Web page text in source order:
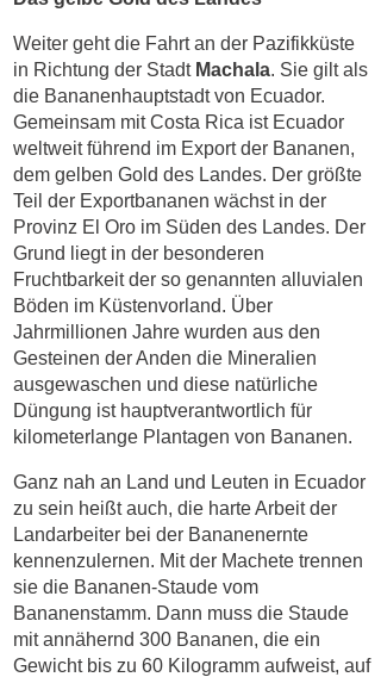
Weiter geht die Fahrt an der Pazifikküste
in Richtung der Stadt Machala. Sie gilt als
die Bananenhauptstadt von Ecuador.
Gemeinsam mit Costa Rica ist Ecuador
weltweit führend im Export der Bananen,
dem gelben Gold des Landes. Der größte
Teil der Exportbananen wächst in der
Provinz El Oro im Süden des Landes. Der
Grund liegt in der besonderen
Fruchtbarkeit der so genannten alluvialen
Böden im Küstenvorland. Über
Jahrmillionen Jahre wurden aus den
Gesteinen der Anden die Mineralien
ausgewaschen und diese natürliche
Düngung ist hauptverantwortlich für
kilometerlange Plantagen von Bananen.
Ganz nah an Land und Leuten in Ecuador
zu sein heißt auch, die harte Arbeit der
Landarbeiter bei der Bananenernte
kennenzulernen. Mit der Machete trennen
sie die Bananen-Staude vom
Bananenstamm. Dann muss die Staude
mit annähernd 300 Bananen, die ein
Gewicht bis zu 60 Kilogramm aufweist, auf